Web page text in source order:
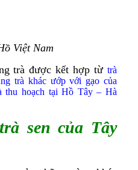
Việt Nam
trà được kết hợp từ trà
trà khác ướp với gạo của
thu hoạch tại Hồ Tây – Hà
sen của Tây